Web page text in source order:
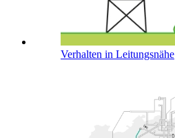
Verhalten in Leitungsnähe